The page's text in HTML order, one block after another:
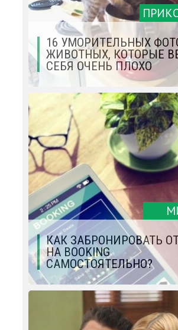
16 УМОРИТЕЛЬНЫХ
ЖИВОТНЫХ, КОТОРЫЕ
СЕБЯ ОЧЕНЬ ПЛОХО
КАК ЗАБРОНИРОВАТЬ
НА BOOKING
САМОСТОЯТЕЛЬНО?